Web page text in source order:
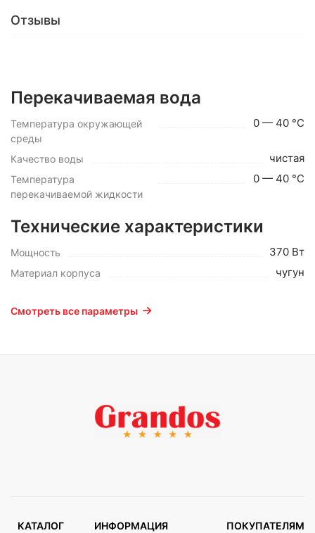
Отзывы
Перекачиваемая вода
Температура окружающей
среды
0 — 40 °C
Качество воды чистая
Температура
перекачиваемой жидкости
0 — 40 °C
Технические характеристики
Мощность 370 Вт
Материал корпуса чугун
Смотреть все параметры
КАТАЛОГ ИНФОРМАЦИЯ ПОКУПАТЕЛЯМ